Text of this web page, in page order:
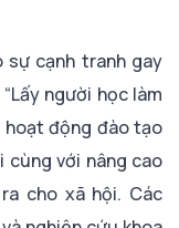
sự cạnh tranh gay
người học làm
hoạt động đào tạo
cùng với nâng cao
cho xã hội. Các